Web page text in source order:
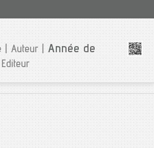
|Auteur|Année de
Editeur